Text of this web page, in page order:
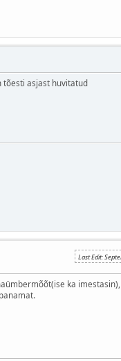
tõesti asjast huvitatud
Last Edit:
ka